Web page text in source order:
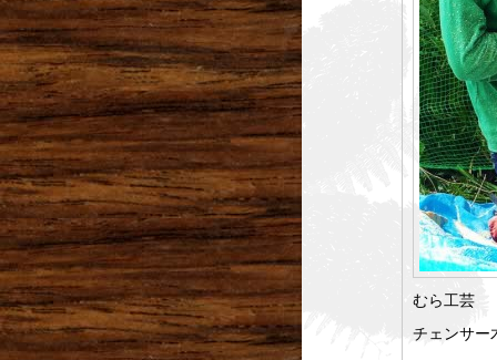
むら工芸
チェンサー